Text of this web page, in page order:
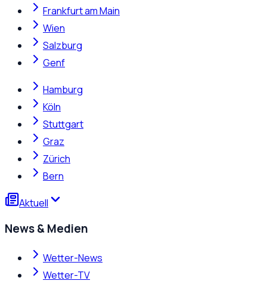
Frankfurt am Main
Wien
Salzburg
Genf
Hamburg
Köln
Stuttgart
Graz
Zürich
Bern
Aktuell
News & Medien
Wetter-News
Wetter-TV